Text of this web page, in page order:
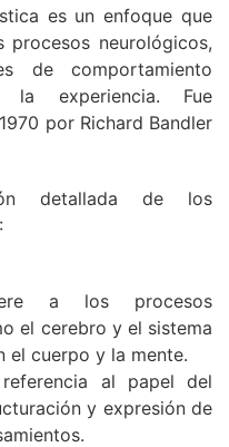
es un enfoque que
neurológicos,
de comportamiento
experiencia. Fue
por Richard Bandler
detallada de los
a los procesos
el cerebro y el sistema
el cuerpo y la mente.
al papel del
y expresión de